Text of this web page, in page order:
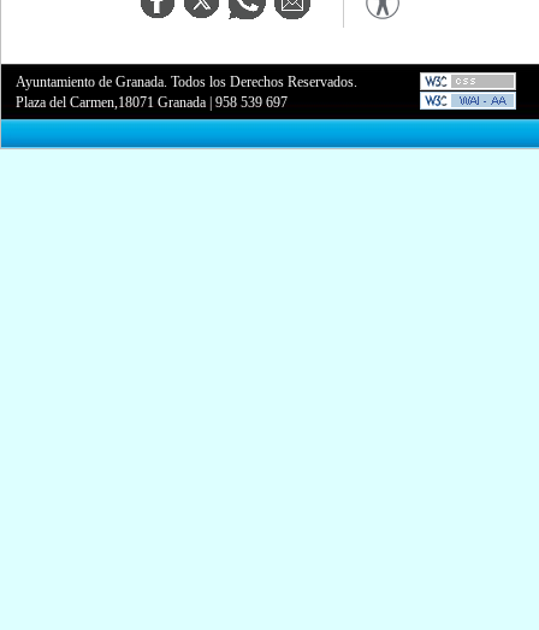
Ayuntamiento de Granada. Todos los Derechos Reservados.
Plaza del Carmen,18071 Granada |958 539 697